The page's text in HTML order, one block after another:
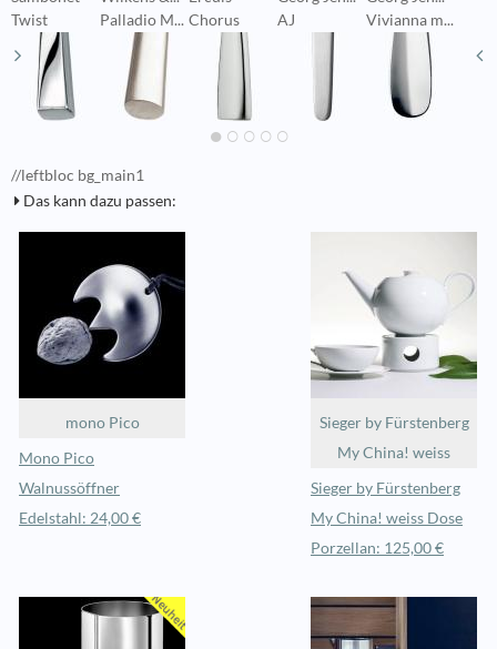
Twist
Palladio M... Chorus
AJ
Vivianna m...
//leftbloc bg_main1
Das kann dazu passen:
mono Pico
Mono Pico
Walnussöffner
Edelstahl: 24,00 €
Sieger by Fürstenberg
My China! weiss
Sieger by Fürstenberg
My China! weiss Dose
Porzellan: 125,00 €